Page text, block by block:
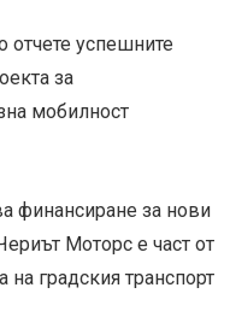
отчете успешните
за
мобилност
финансиране за нови
Моторс е част от
на градския транспорт